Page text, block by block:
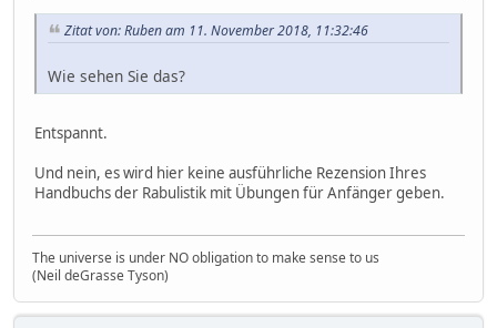
Zitat von: Ruben am 11. November 2018, 11:32:46
Wie sehen Sie das?
Entspannt.
Und nein, es wird hier keine ausführliche Rezension Ihres
Handbuchs der Rabulistik mit Übungen für Anfänger geben.
The universe is under NO obligation to make sense to us
(Neil deGrasse Tyson)